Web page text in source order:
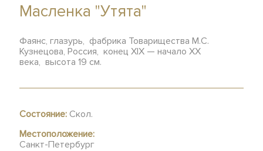
Масленка "Утята"
Фаянс, глазурь, фабрика Товарищества М.С.
Кузнецова, Россия, конец XIX — начало ХХ
века, высота 19 см.
Состояние: Скол.
Местоположение:
Санкт-Петербург